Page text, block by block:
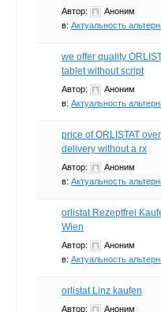
Автор:
Аноним
в: Актуальность
we offer quality
tablet without script
Автор:
Аноним
в: Актуальность
price of ORLISTAT
delivery without a rx
Автор:
Аноним
в: Актуальность
orlistat Rezeptfrei
Wien
Автор:
Аноним
в: Актуальность
orlistat Linz kaufen
Автор:
Аноним